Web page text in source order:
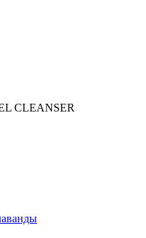
CLEANSER